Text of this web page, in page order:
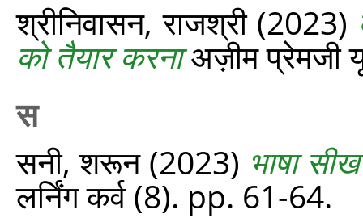
श्रीनिवासन, राजश्री(2023)
को तैयार करनाअज़ीम प्रेमजी
स
सनी, शरून(2023) भाषा
लर्निंग कर्व (8). pp. 61-64.